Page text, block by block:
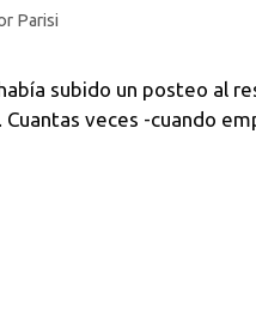
Parisi
subido un posteo al
veces -cuando